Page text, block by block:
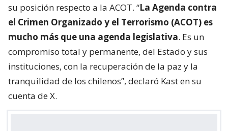
su posición respecto a la ACOT. “La Agenda contra
el Crimen Organizado y el Terrorismo (ACOT) es
mucho más que una agenda legislativa. Es un
compromiso total y permanente, del Estado y sus
instituciones, con la recuperación de la paz y la
tranquilidad de los chilenos”, declaró Kast en su
cuenta de X.